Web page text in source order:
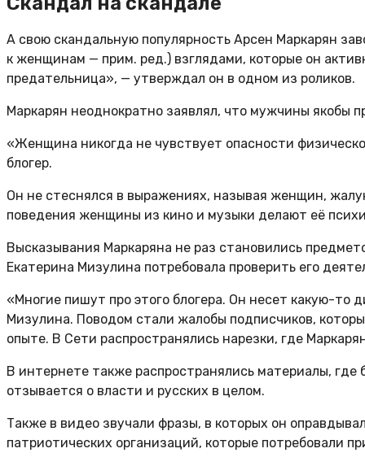
А свою скандальную популярность Арсен Маркарян
к женщинам — прим. ред.) взглядами, которые он
предательница», — утверждал он в одном из роликов.
Маркарян неоднократно заявлял, что мужчины якобы
«Женщина никогда не чувствует опасности
блогер.
Он не стеснялся в выражениях, называя женщин,
поведения женщины из кино и музыки делают её
Высказывания Маркаряна не раз становились
Екатерина Мизулина потребовала проверить его
«Многие пишут про этого блогера. Он несет какую-то
Мизулина. Поводом стали жалобы подписчиков,
опыте. В Сети распространялись нарезки, где
В интернете также распространялись материалы,
отзывается о власти и русских в целом.
Также в видео звучали фразы, в которых он
патриотических организаций, которые потребовали